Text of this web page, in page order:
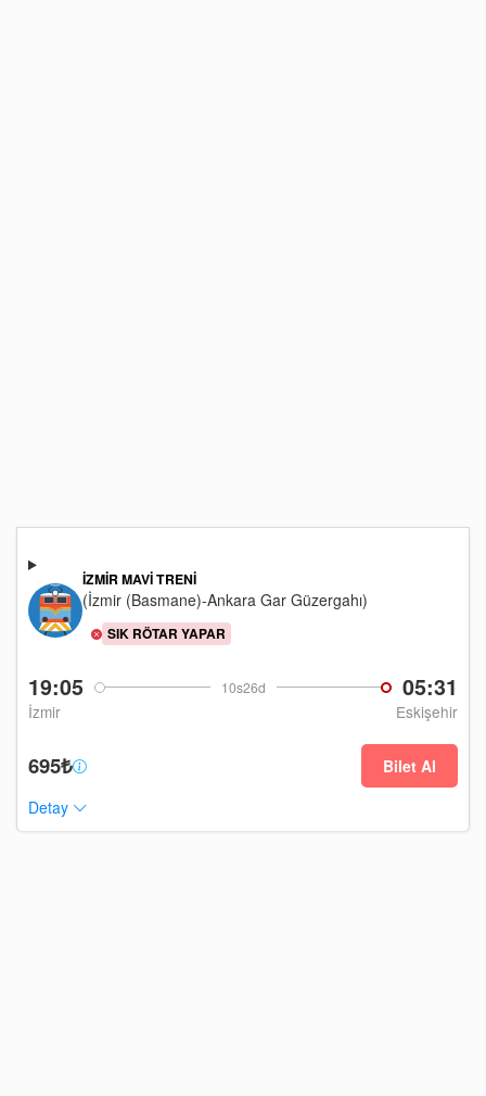
19:05 10s26d 05:31
İzmir Eskişehir
İZMIR MAVI TRENI
(İzmir (Basmane)-Ankara Gar Güzergahı)
SIK RÖTAR YAPAR
695₺
Bilet Al
Detay